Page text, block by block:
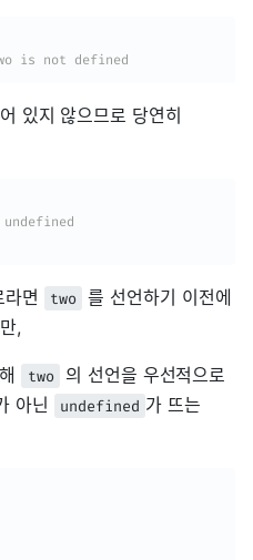
is not defined
있지 않으므로 당연히
면 two 를 선언하기 이전에
,
two
의 선언을 우선적으로
아닌
undefined 가 뜨는